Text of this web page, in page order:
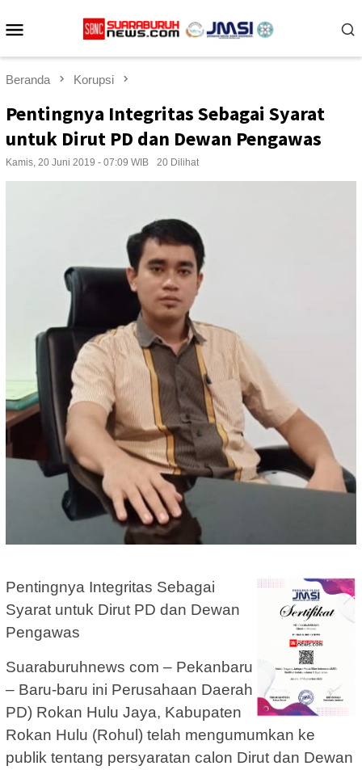
ke
Beranda Korupsi
Pentingnya Integritas Sebagai Syarat
untuk Dirut PD dan Dewan Pengawas
Kamis, 20 Juni 2019 - 07:09 WIB 20 Dilihat
Pentingnya Integritas Sebagai
Syarat untuk Dirut PD dan Dewan
Pengawas
Suaraburuhnews com – Pekanbaru
– Baru-baru ini Perusahaan Daerah
PD) Rokan Hulu Jaya, Kabupaten
Rokan Hulu (Rohul) telah mengumumkan ke
publik tentang persyaratan calon Dirut dan Dewan